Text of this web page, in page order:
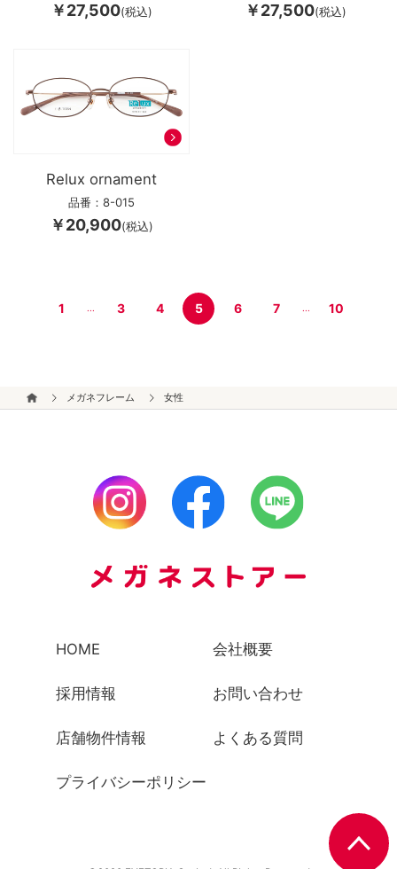
￥27,500(税込) ￥27,500(税込)
Relux ornament
品番：8-015
￥20,900(税込)
1 ... 3 4 5 6 7 ... 10
メガネフレーム 女性
HOME 会社概要
採用情報 お問い合わせ
店舗物件情報 よくある質問
プライバシーポリシー